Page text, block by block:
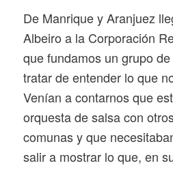
De Manrique y Aranjuez
Albeiro a la Corporación
que fundamos un grupo
tratar de entender lo que
Venían a contarnos que
orquesta de salsa con
comunas y que
salir a mostrar lo que, en